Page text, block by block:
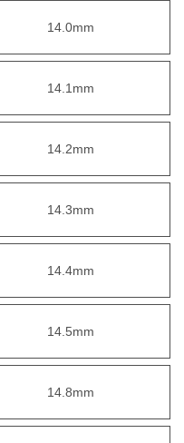
14.0mm
14.1mm
14.2mm
14.3mm
14.4mm
14.5mm
14.8mm